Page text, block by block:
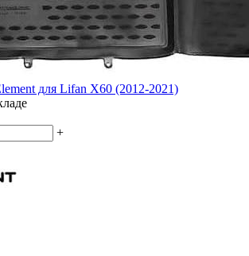
для Lifan X60 (2012-2021)
+